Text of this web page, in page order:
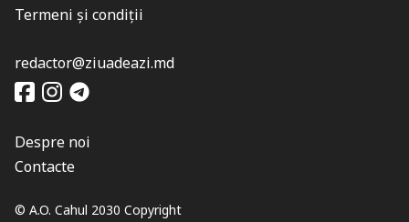
© A.O. Cahul 2030 Copyright
Termeni și condiții
redactor@ziuadeazi.md
Despre noi
Contacte